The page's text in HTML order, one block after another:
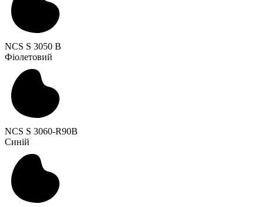
NCS S 3050 B
Фіолетовий
NCS S 3060-R90B
Синій